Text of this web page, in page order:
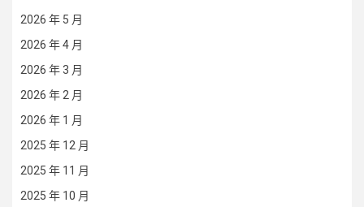
2026 年 5 月
2026 年 4 月
2026 年 3 月
2026 年 2 月
2026 年 1 月
2025 年 12 月
2025 年 11 月
2025 年 10 月